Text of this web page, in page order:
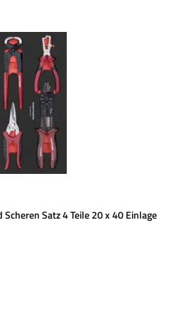
Satz 4 Teile 20 x 40 Einlage